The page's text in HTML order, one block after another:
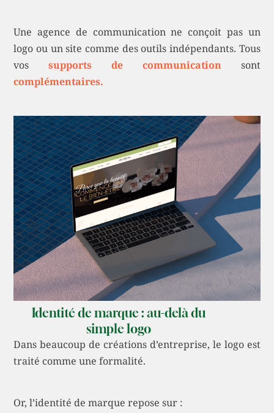
Une agence de communication ne conçoit pas un
logo ou un site comme des outils indépendants. Tous
vossupports de communicationsont
complémentaires.
Identité de marque : au-delà du
simple logo
Dans beaucoup de créations d’entreprise, le logo est
traité comme une formalité.
Or, l’identité de marque repose sur :